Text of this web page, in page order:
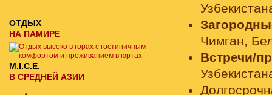
Чимган,
Встречи/
ОТДЫХ
НА ПАМИРЕ
M.I.C.E.
В СРЕДНЕЙ АЗИИ